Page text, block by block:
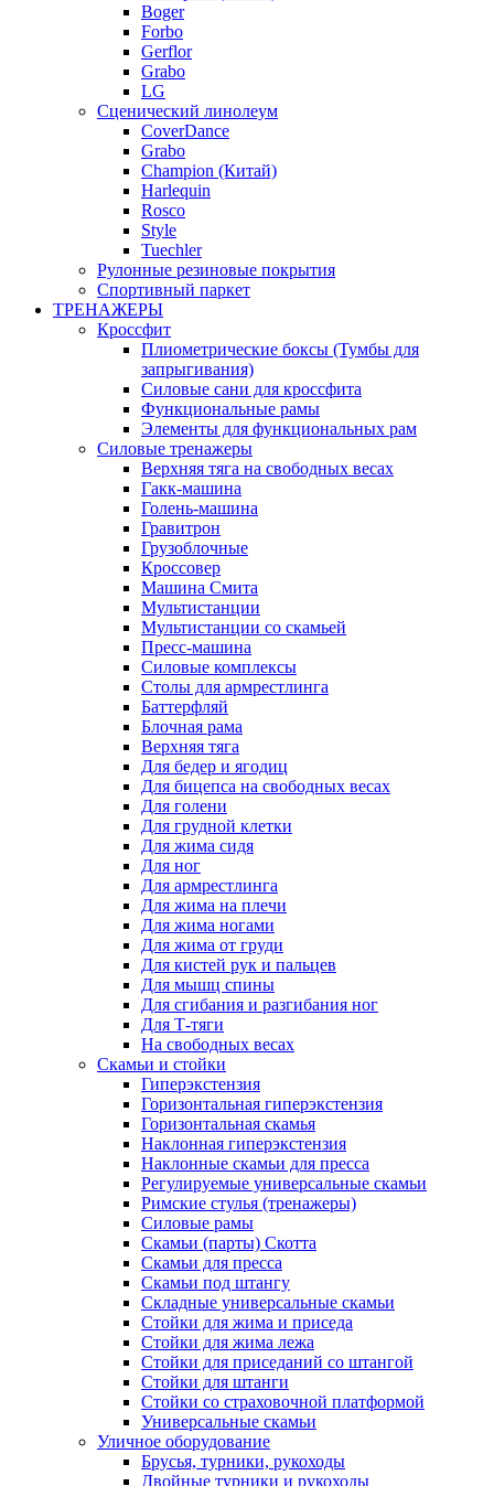
Boger
Forbo
Gerflor
Grabo
LG
Сценический линолеум
CoverDance
Grabo
Champion (Китай)
Harlequin
Rosco
Style
Tuechler
Рулонные резиновые покрытия
Спортивный паркет
ТРЕНАЖЕРЫ
Кроссфит
Плиометрические боксы (Тумбы для
запрыгивания)
Силовые сани для кроссфита
Функциональные рамы
Элементы для функциональных рам
Силовые тренажеры
Верхняя тяга на свободных весах
Гакк-машина
Голень-машина
Гравитрон
Грузоблочные
Кроссовер
Машина Смита
Мультистанции
Мультистанции со скамьей
Пресс-машина
Силовые комплексы
Столы для армрестлинга
Баттерфляй
Блочная рама
Верхняя тяга
Для бедер и ягодиц
Для бицепса на свободных весах
Для голени
Для грудной клетки
Для жима сидя
Для ног
Для армрестлинга
Для жима на плечи
Для жима ногами
Для жима от груди
Для кистей рук и пальцев
Для мышц спины
Для сгибания и разгибания ног
Для Т-тяги
На свободных весах
Скамьи и стойки
Гиперэкстензия
Горизонтальная гиперэкстензия
Горизонтальная скамья
Наклонная гиперэкстензия
Наклонные скамьи для пресса
Регулируемые универсальные скамьи
Римские стулья (тренажеры)
Силовые рамы
Скамьи (парты) Скотта
Скамьи для пресса
Скамьи под штангу
Складные универсальные скамьи
Стойки для жима и приседа
Стойки для жима лежа
Стойки для приседаний со штангой
Стойки для штанги
Стойки со страховочной платформой
Универсальные скамьи
Уличное оборудование
Брусья, турники, рукоходы
Двойные турники и рукоходы